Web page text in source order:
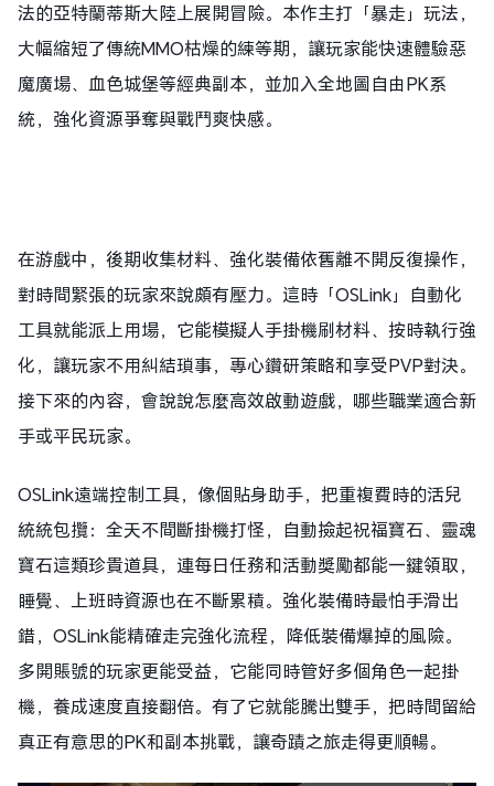
法的亞特蘭蒂斯大陸上展開冒險。本作主打「暴走」玩法，
大幅縮短了傳統MMO枯燥的練等期，讓玩家能快速體驗惡
魔廣場、血色城堡等經典副本，並加入全地圖自由PK系
統，強化資源爭奪與戰鬥爽快感。
在游戲中，後期收集材料、強化裝備依舊離不開反復操作，
對時間緊張的玩家來說頗有壓力。這時「OSLink」自動化
工具就能派上用場，它能模擬人手掛機刷材料、按時執行強
化，讓玩家不用糾結瑣事，專心鑽研策略和享受PVP對決。
接下來的內容，會說說怎麼高效啟動遊戲，哪些職業適合新
手或平民玩家。
OSLink遠端控制工具，像個貼身助手，把重複費時的活兒
統統包攬：全天不間斷掛機打怪，自動撿起祝福寶石、靈魂
寶石這類珍貴道具，連每日任務和活動獎勵都能一鍵領取，
睡覺、上班時資源也在不斷累積。強化裝備時最怕手滑出
錯，OSLink能精確走完強化流程，降低裝備爆掉的風險。
多開賬號的玩家更能受益，它能同時管好多個角色一起掛
機，養成速度直接翻倍。有了它就能騰出雙手，把時間留給
真正有意思的PK和副本挑戰，讓奇蹟之旅走得更順暢。​